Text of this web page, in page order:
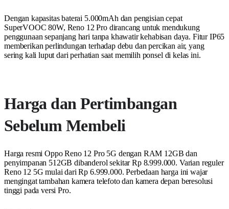
Dengan kapasitas baterai 5.000mAh dan pengisian cepat
SuperVOOC 80W, Reno 12 Pro dirancang untuk mendukung
penggunaan sepanjang hari tanpa khawatir kehabisan daya. Fitur IP65
memberikan perlindungan terhadap debu dan percikan air, yang
sering kali luput dari perhatian saat memilih ponsel di kelas ini.
Harga dan Pertimbangan
Sebelum Membeli
Harga resmi Oppo Reno 12 Pro 5G dengan RAM 12GB dan
penyimpanan 512GB dibanderol sekitar Rp 8.999.000. Varian reguler
Reno 12 5G mulai dari Rp 6.999.000. Perbedaan harga ini wajar
mengingat tambahan kamera telefoto dan kamera depan beresolusi
tinggi pada versi Pro.